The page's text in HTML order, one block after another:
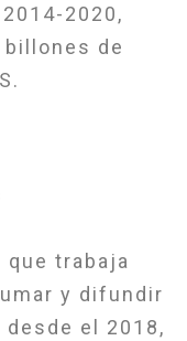
2020,
de
que trabaja
y difundir
el 2018,